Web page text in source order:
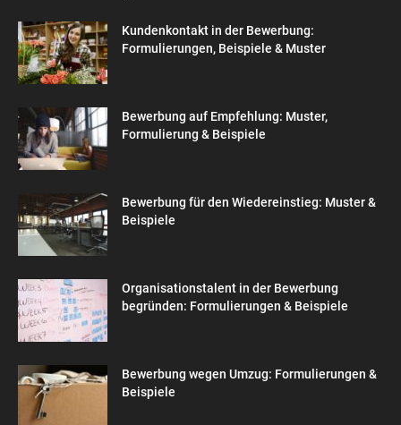
Kundenkontakt in der Bewerbung:
Formulierungen, Beispiele & Muster
Bewerbung auf Empfehlung: Muster,
Formulierung & Beispiele
Bewerbung für den Wiedereinstieg: Muster &
Beispiele
Organisationstalent in der Bewerbung
begründen: Formulierungen & Beispiele
Bewerbung wegen Umzug: Formulierungen &
Beispiele